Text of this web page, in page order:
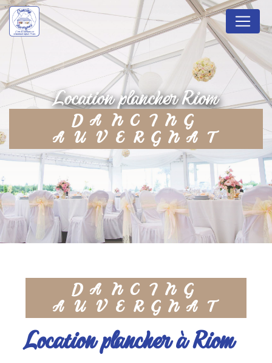
location plancher Riom
DANCING
AUVERGNAT
DANCING
AUVERGNAT
location plancher à Riom
Panneau de gestion des cookies